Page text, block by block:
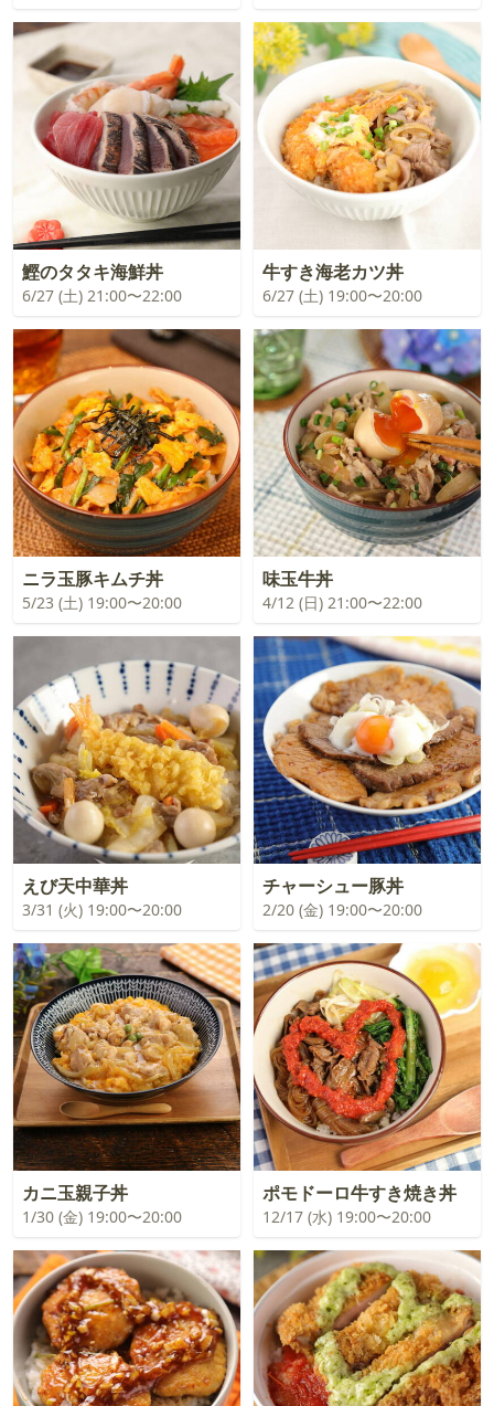
鰹のタタキ海鮮丼
6/27 (土) 21:00〜22:00
牛すき海老カツ丼
6/27 (土) 19:00〜20:00
ニラ玉豚キムチ丼
5/23 (土) 19:00〜20:00
味玉牛丼
4/12 (日) 21:00〜22:00
えび天中華丼
3/31 (火) 19:00〜20:00
チャーシュー豚丼
2/20 (金) 19:00〜20:00
カニ玉親子丼
1/30 (金) 19:00〜20:00
ポモドーロ牛すき焼き丼
12/17 (水) 19:00〜20:00